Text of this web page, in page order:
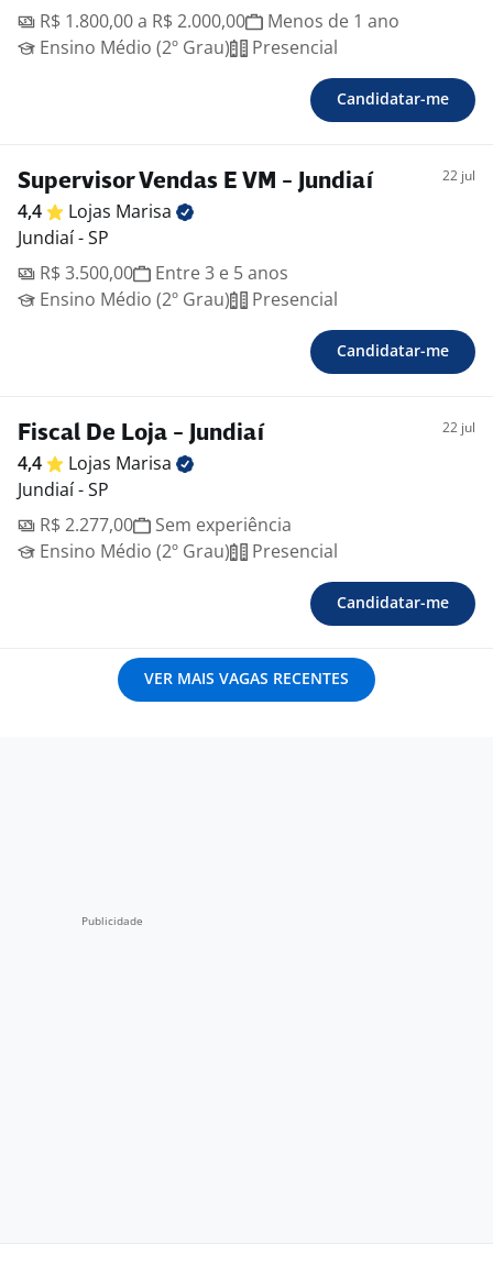
R$ 1.800,00 a R$ 2.000,00
Menos de 1 ano
Ensino Médio (2º Grau)
Presencial
Candidatar-me
Supervisor Vendas E VM - Jundiaí 22 jul
4,4 Lojas Marisa
Jundiaí - SP
R$ 3.500,00
Entre 3 e 5 anos
Ensino Médio (2º Grau)
Presencial
Candidatar-me
Fiscal De Loja - Jundiaí 22 jul
4,4 Lojas Marisa
Jundiaí - SP
R$ 2.277,00
Sem experiência
Ensino Médio (2º Grau)
Presencial
Candidatar-me
VER MAIS VAGAS RECENTES